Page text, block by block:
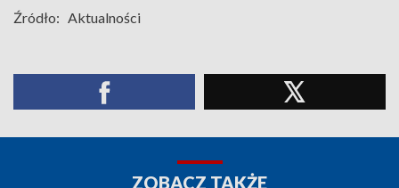
Źródło: Aktualności
ZOBACZ TAKŻE